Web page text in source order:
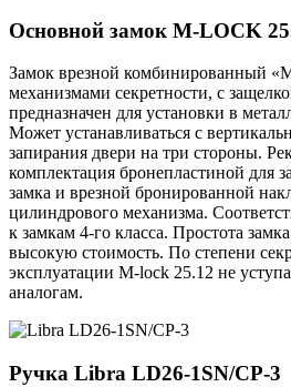
Основной замок M-LOCK
Замок врезной комбинированный
механизмами секретности, с
предназначен для установки в
Может устанавливаться с
запирания двери на три стороны.
комплектация бронепластиной для
замка и врезной бронированной
цилиндрового механизма.
к замкам 4-го класса. Простота
высокую стоимость. По степени
эксплуатации M-lock 25.12 не
аналогам.
Ручка Libra LD26-1SN/CP-3